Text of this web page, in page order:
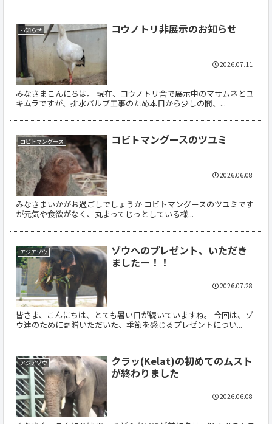
お知らせ コウノトリ非展示のお知らせ
みなさまこんにちは。 現在、コウノトリ舎で展示中のマサムネとユ
キムラですが、排水バルブ工事のため本日から少しの間、...
2026.07.11
コビトマングース コビトマングースのツユミ
みなさまいかがお過ごしでしょうか コビトマングースのツユミです
が元気や食欲がなく、丸まってじっとしている様...
2026.06.08
アジアゾウ
ゾウへのプレゼント、いただき
ましたー！！
皆さま、こんにちは、とても暑い日が続いていますね。 今回は、ゾ
ウ達のために寄贈いただいた、季節を感じるプレゼントについ...
2026.07.28
アジアゾウ
クラッ(Kelat)の初めてのムスト
が終わりました
2026.06.08